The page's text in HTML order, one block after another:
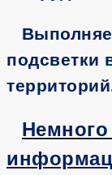
подсветки